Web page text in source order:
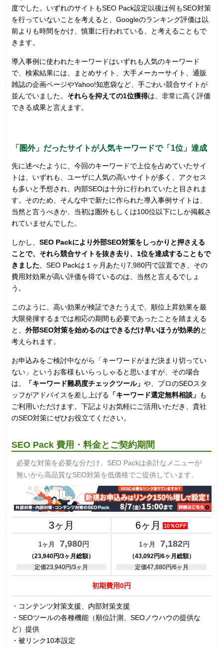
度でした。いずれのサイトもSEO Pack設定以後は何もSEO対策
を行っていないことを考えると、Googleのランキング評価は以
前よりも時間をかけ、慎重に行われている、と考えることもで
きます。
導入事例に使われたキーワードはいずれも人気のキーワード
で、検索結果には、まとめサイト、大手メーカーサイト、通販
雑誌の企画ページやYahoo!知恵袋など、手ごわい競合サイトが
並んでいました。 それらを抑えての1位獲得は、非常に高く評価
できる成果と言えます。
「圏外」だったサイトが人気キーワードで「1位」達成
先に述べたように、今回のキーワードで上位を占めていたサイ
トは、いずれも、ユーザに人気の高いサイトが多く、アクセス
も多いと予想され、内部SEOは十分に行われていたと目されま
す。そのため、そんな中で新たに作られた導入事例サイトは、
当然と言うべきか、当初は圏外もしくは100位以下にしか掲載さ
れていませんでした。
しかし、 SEO Packにより外部SEO対策をしっかりと押さえる
ことで、それら競合サイトを抜き去り、1位を達成することもで
きました。SEO Packは１ヶ月あたり7,980円で設置でき、その
費用対効果が高い評価を得ているのは、当然と言えるでしょ
う。
このように、高い効果が検証できたうえで、順位上昇効果を最
大限発揮するまでは相応の期間も必要であったことを踏まえる
と、 外部SEO対策を始めるのはできるだけ早いほうが効果的と
考えられます。
お申込みをご検討中ながら「キーワードがまだ決まり切ってい
ない」というお客様もいらっしゃると思いますが、その場合
は、
「キーワード難易度チェックツール」 や、プロのSEOスタ
ッフがアドバイスを差し上げる 「キーワード選定無料相談」 も
ご利用いただけます。下記よりお気軽にご活用いただき、貴社
のSEO対策にぜひお役立てください。
SEO Pack 費用・料金とご契約期間
必要な対策を必要な分だけ。SEO Packは余計なメニューが
無いから高品質なSEO対策を低価格でご提供しています。
3ヶ月 6ヶ月 10％OFF
1ヶ月 7,980円
（23,940円/3ヶ月総額）
定価23,940円/3ヶ月
1ヶ月 7,182円
（43,092円/6ヶ月総額）
定価47,880円/6ヶ月
初期費用0円
・コンテンツ対策支援、内部対策支援
・SEOツールの各種機能（順位計測、SEOノウハウの提供な
ど）提供
・被リンク10本設定